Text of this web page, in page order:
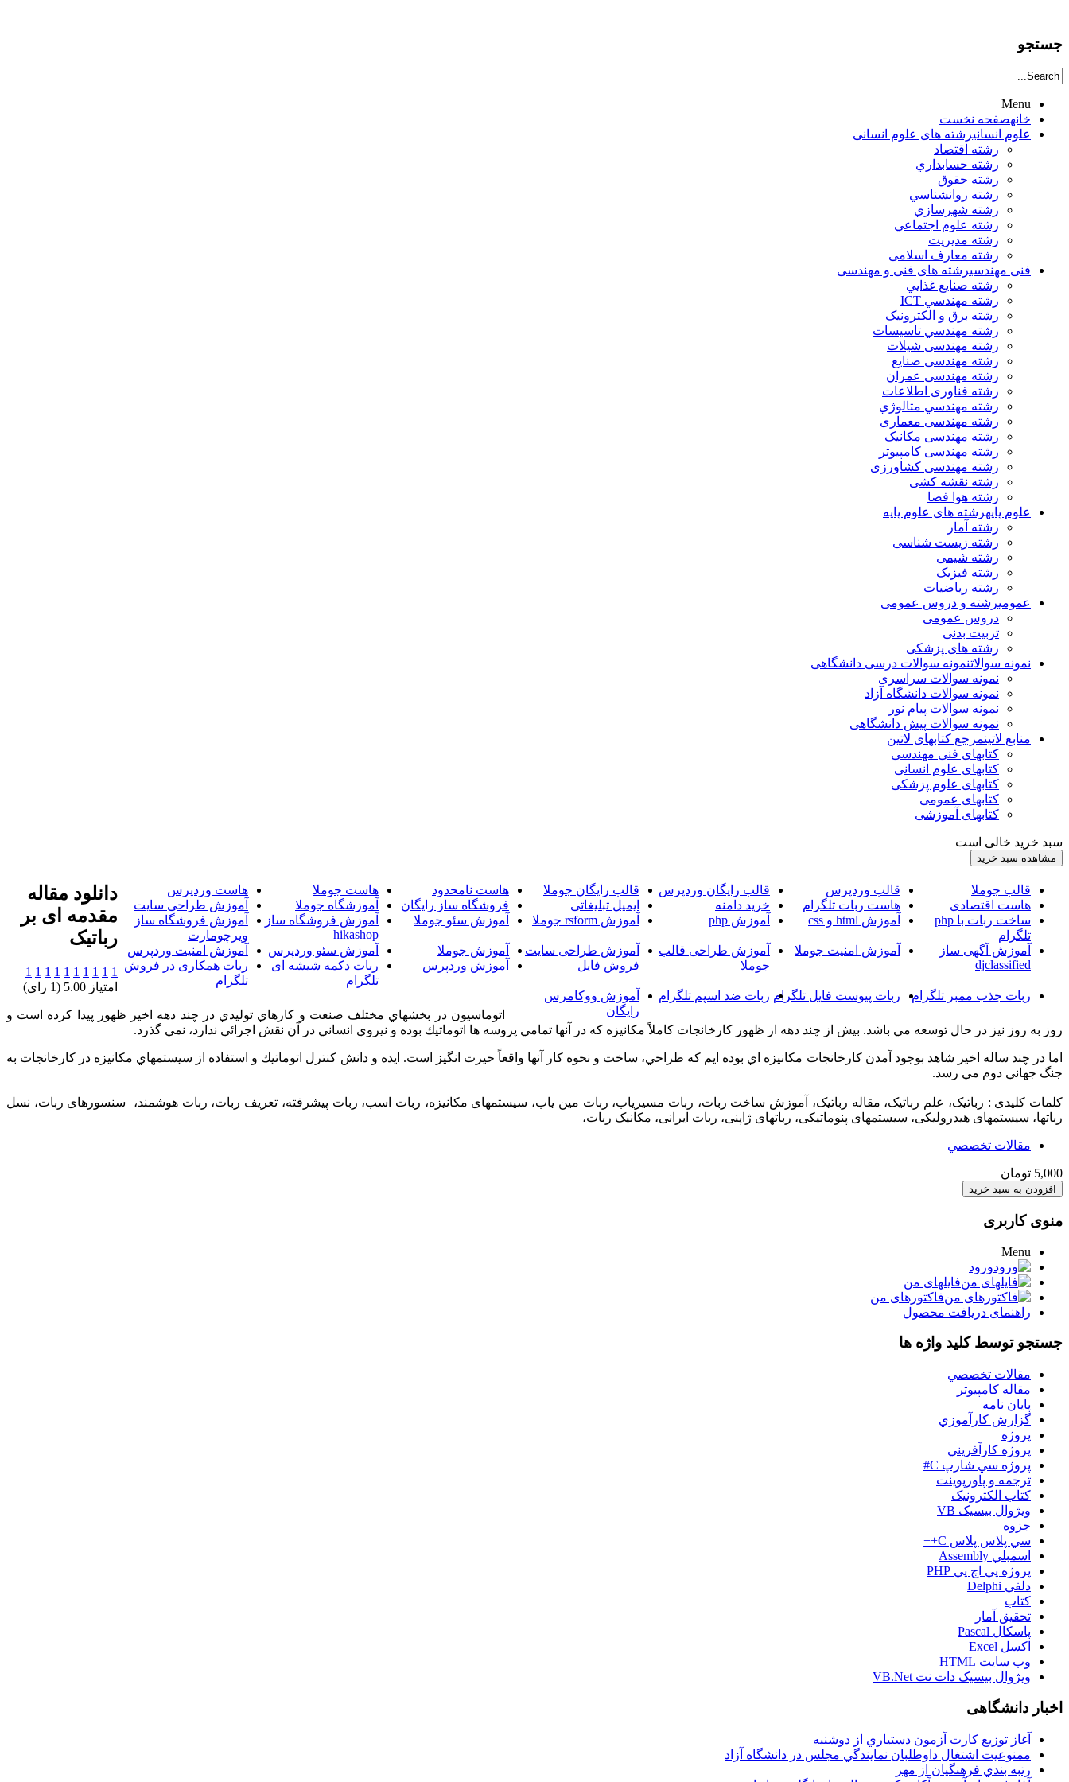
جستجو
Menu
خانهصفحه نخست
علوم انسانيرشته های علوم انسانی
رشته اقتصاد
رشته حسابداري
رشته حقوق
رشته روانشناسي
رشته شهرسازي
رشته علوم اجتماعي
رشته مديريت
رشته معارف اسلامی
فنی مهندسیرشته های فنی و مهندسی
رشته صنايع غذايي
رشته مهندسي ICT
رشته برق و الکترونيک
رشته مهندسي تاسيسات
رشته مهندسی شیلات
رشته مهندسی صنایع
رشته مهندسی عمران
رشته فناوری اطلاعات
رشته مهندسي متالوژي
رشته مهندسی معماری
رشته مهندسی مکانیک
رشته مهندسی کامپیوتر
رشته مهندسی کشاورزی
رشته نقشه کشی
رشته هوا فضا
علوم پایهرشته های علوم پایه
رشته آمار
رشته زیست شناسی
رشته شیمی
رشته فیزیک
رشته ریاضیات
عمومیرشته و دروس عمومی
دروس عمومی
تربیت بدنی
رشته های پزشکی
نمونه سوالاتنمونه سوالات درسی دانشگاهی
نمونه سوالات سراسری
نمونه سوالات دانشگاه آزاد
نمونه سوالات پیام نور
نمونه سوالات پیش دانشگاهی
منابع لاتینمرجع کتابهای لاتین
کتابهای فنی مهندسی
کتابهای علوم انسانی
کتابهای علوم پزشکی
کتابهای عمومی
کتابهای آموزشی
سبد خرید خالی است
قالب جوملا قالب وردپرس قالب رایگان وردپرس قالب رایگان جوملا هاست نامحدود هاست جوملا
هاست وردپرس
هاست اقتصادی
هاست ربات تلگرام خرید دامنه ایمیل تبلیغاتی فروشگاه ساز رایگان آموزشگاه جوملا
آموزش طراحی سایت
ساخت ربات با php
تلگرام
آموزش html و css آموزش php آموزش rsform جوملا آموزش سئو جوملا
آموزش فروشگاه ساز
hikashop
آموزش فروشگاه ساز
ویرچومارت
آموزش آگهی ساز
djclassified
آموزش امنیت جوملا
آموزش طراحی قالب
جوملا
آموزش طراحی سایت
فروش فایل
آموزش جوملا آموزش سئو وردپرس
آموزش امنیت وردپرس
آموزش وردپرس
ربات دکمه شیشه ای
تلگرام
ربات همکاری در فروش
تلگرام
ربات جذب ممبر تلگرام
ربات پیوست فایل تلگرام ربات ضد اسپم تلگرام
آموزش ووکامرس
رایگان
دانلود مقاله
مقدمه ای بر
رباتیک
1
1
1
1
1
1
1
1
1
1
امتیاز 5.00 (1 رای)
اتوماسيون در بخشهاي مختلف صنعت و كارهاي توليدي در چند دهه اخير ظهور پيدا كرده است و
روز به روز نيز در حال توسعه مي باشد. بيش از چند دهه از ظهور كارخانجات كاملاً مكانيزه كه در آنها تمامي پروسه ها اتوماتيك بوده و نيروي انساني در آن نقش اجرائي ندارد، نمي گذرد.
اما در چند ساله اخير شاهد بوجود آمدن كارخانجات مكانيزه اي بوده ايم كه طراحي، ساخت و نحوه كار آنها واقعاً حيرت انگيز است. ايده و دانش كنترل اتوماتيك و استفاده از سيستمهاي مكانيزه در كارخانجات به
جنگ جهاني دوم مي رسد.
کلمات کلیدی : رباتیک، علم رباتیک، مقاله رباتیک، آموزش ساخت ربات، ربات مسیریاب، ربات مین یاب، سیستمهای مکانیزه، ربات اسب، ربات پیشرفته، تعریف ربات، ربات هوشمند، سنسورهای ربات، نسل
رباتها، سیستمهای هیدرولیکی، سیستمهای پنوماتیکی، رباتهای ژاپنی، ربات ایرانی، مکانیک ربات،
مقالات تخصصي
5,000 تومان
منوی کاربری
Menu
ورود
فایلهای من
فاکتورهای من
راهنمای دریافت محصول
جستجو توسط کلید واژه ها
مقالات تخصصي
مقاله کامپیوتر
پایان نامه
گزارش کارآموزي
پروژه
پروژه کارآفريني
پروژه سي شارپ C#
ترجمه و پاورپوينت
کتاب الکترونيک
ويژوال بيسيک VB
جزوه
سي پلاس پلاس C++
اسمبلي Assembly
پروژه پي اچ پي PHP
دلفي Delphi
کتاب
تحقيق آمار
پاسکال Pascal
اکسل Excel
وب سايت HTML
ويژوال بيسيک دات نت VB.Net
اخبار دانشگاهی
آغاز توزيع کارت آزمون دستياري از دوشنبه
ممنوعيت اشتغال داوطلبان نمايندگي مجلس در دانشگاه آزاد
رتبه بندي فرهنگيان از مهر